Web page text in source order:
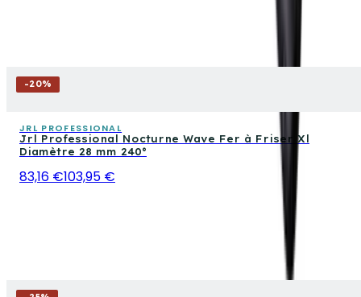
-20%
JRL PROFESSIONAL
Jrl Professional Nocturne Wave Fer à Friser Xl
Diamètre 28 mm 240°
83,16 €103,95 €